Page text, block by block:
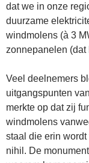
dat we in onze
duurzame
windmolens (à 3
zonnepanelen (dat
Veel deelnemers
uitgangspunten
merkte op dat zij
windmolens
staal die erin
nihil. De